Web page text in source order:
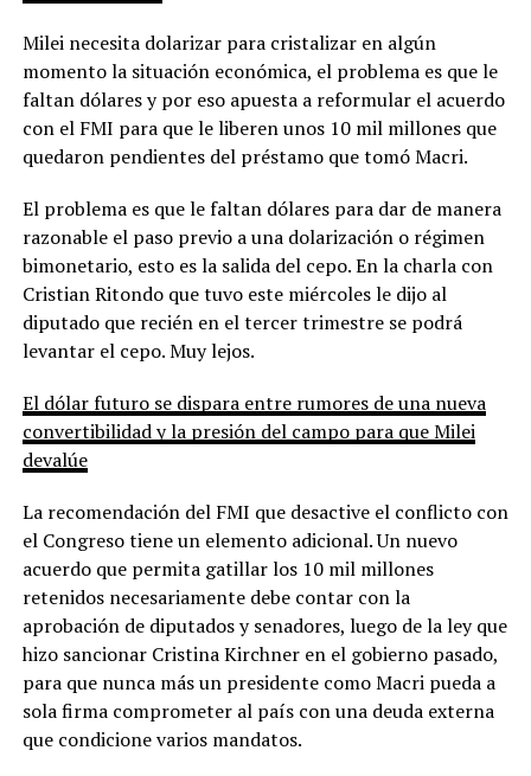
Milei necesita dolarizar para cristalizar en algún
momento la situación económica, el problema es que le
faltan dólares y por eso apuesta a reformular el acuerdo
con el FMI para que le liberen unos 10 mil millones que
quedaron pendientes del préstamo que tomó Macri.
El problema es que le faltan dólares para dar de manera
razonable el paso previo a una dolarización o régimen
bimonetario, esto es la salida del cepo. En la charla con
Cristian Ritondo que tuvo este miércoles le dijo al
diputado que recién en el tercer trimestre se podrá
levantar el cepo. Muy lejos.
El dólar futuro se dispara entre rumores de una nueva
convertibilidad y la presión del campo para que Milei
devalúe
La recomendación del FMI que desactive el conflicto con
el Congreso tiene un elemento adicional. Un nuevo
acuerdo que permita gatillar los 10 mil millones
retenidos necesariamente debe contar con la
aprobación de diputados y senadores, luego de la ley que
hizo sancionar Cristina Kirchner en el gobierno pasado,
para que nunca más un presidente como Macri pueda a
sola firma comprometer al país con una deuda externa
que condicione varios mandatos.